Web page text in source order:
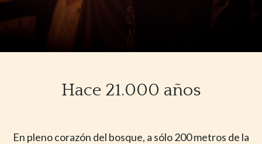
Hace 21.000 años
En pleno corazón del bosque, a sólo 200 metros de la